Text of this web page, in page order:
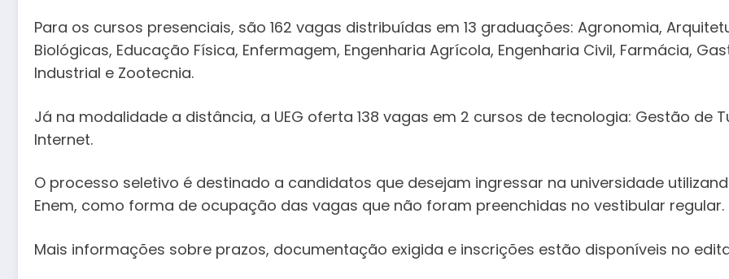
Para os cursos presenciais, são 162 vagas distribuídas em 13 graduações: Agronomia,
Biológicas, Educação Física, Enfermagem, Engenharia Agrícola, Engenharia Civil, Farmácia,
Industrial e Zootecnia.
Já na modalidade a distância, a UEG oferta 138 vagas em 2 cursos de tecnologia: Gestão de
Internet.
O processo seletivo é destinado a candidatos que desejam ingressar na universidade
Enem, como forma de ocupação das vagas que não foram preenchidas no vestibular regular.
Mais informações sobre prazos, documentação exigida e inscrições estão disponíveis no